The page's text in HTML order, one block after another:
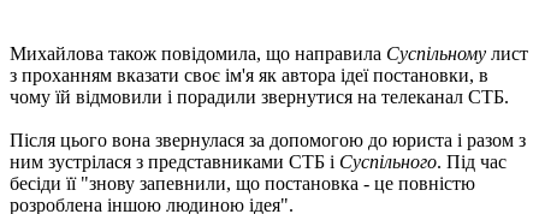
Михайлова також повідомила, що направила Суспільному лист
з проханням вказати своє ім'я як автора ідеї постановки, в
чому їй відмовили і порадили звернутися на телеканал СТБ.
Після цього вона звернулася за допомогою до юриста і разом з
ним зустрілася з представниками СТБ і Суспiльного. Під час
бесіди її "знову запевнили, що постановка - це повністю
розроблена іншою людиною ідея".